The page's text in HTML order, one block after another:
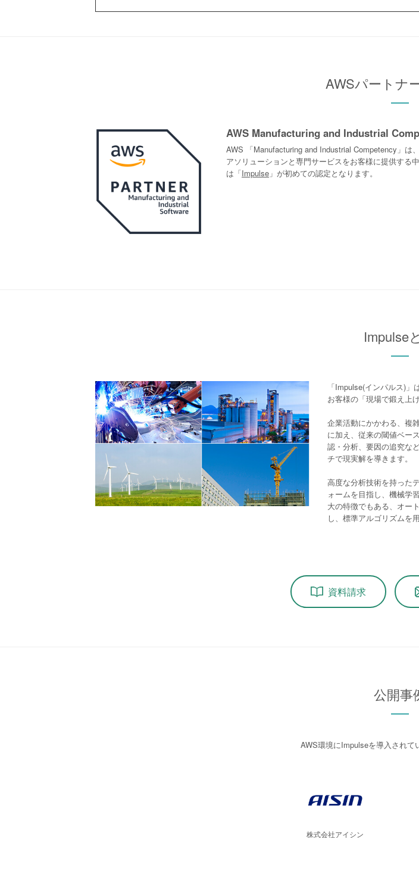
AWSパートナ
AWS Manufacturing and Industrial
AWS 「Manufacturing and Industrial Competency」は
アソリューションと専門サービスをお客様に提供する
は「Impulse 」が初めての認定となります。
Impulse
「Impulse(インパルス)
お客様の「現場で鍛え上
企業活動にかかわる、複
に加え、従来の閾値ベー
認・分析、要因の追究な
チで現実解を導きます。
高度な分析技術を持った
ォームを目指し、機械学
大の特徴でもある、オー
し、標準アルゴリズムを
資料請求
公開事
AWS環境にImpulseを導入されて
株式会社アイシン